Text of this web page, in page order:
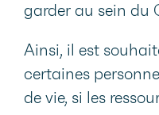
garder au sein du
Ainsi, il est
certaines
de vie, si les